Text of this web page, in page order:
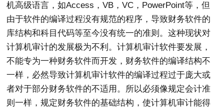
机高级语言，如Access，VB，VC，PowerPoint等，但
由于软件的编译过程没有规范的程序，导致财务软件的
库结构和科目代码等至今没有统一的准则。这种现状对
计算机审计的发展极为不利。计算机审计软件要发展，
不能专为一种财务软件而开发，财务软件的编译结构不
一样，必然导致计算机审计软件的编译过程过于庞大或
者对于部分财务软件的不适用。所以必须像规定会计准
则一样，规定财务软件的基础结构，使计算机审计能得